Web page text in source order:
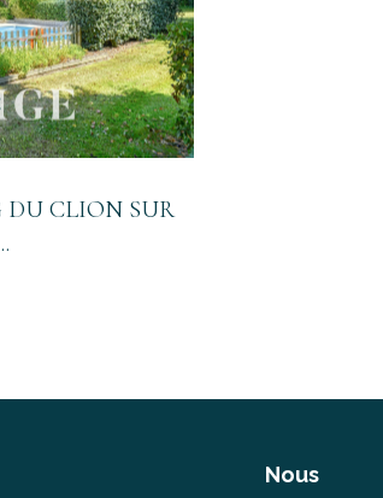
DU CLION SUR
Nous